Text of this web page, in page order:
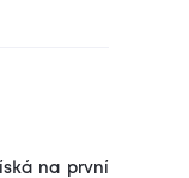
na první